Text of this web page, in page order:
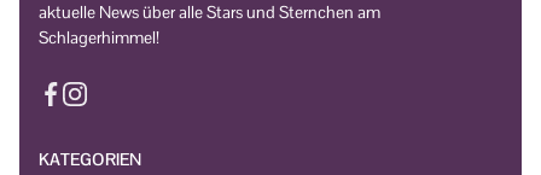
aktuelle News über alle Stars und Sternchen am
Schlagerhimmel!
KATEGORIEN